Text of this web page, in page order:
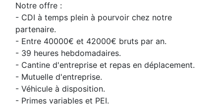
Notre offre :
- CDI à temps plein à pourvoir chez notre
partenaire.
- Entre 40000€ et 42000€ bruts par an.
- 39 heures hebdomadaires.
- Cantine d'entreprise et repas en déplacement.
- Mutuelle d'entreprise.
- Véhicule à disposition.
- Primes variables et PEI.